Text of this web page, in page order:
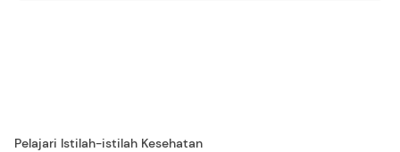
Pelajari Istilah-istilah Kesehatan